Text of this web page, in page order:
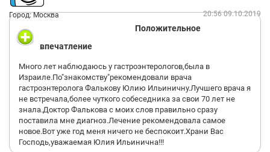
Город: Москва 20:56 09.10.2019
Положительное
впечатление
Много лет наблюдаюсь у гастроэнтерологов,была в
Израиле.По"знакомству"рекомендовали врача
гастроэнтеролога Фалькову Юлию Ильиничну.Лучшего врача я
не встречала,более чуткого собеседника за свои 70 лет не
знала.Доктор Фалькова с моих слов правильно сразу
поставила мне диагноз.Лечение рекомендовала самое
новое.Вот уже год меня ничего не беспокоит.Храни Вас
Господь,уважаемая Юлия Ильинична!!!